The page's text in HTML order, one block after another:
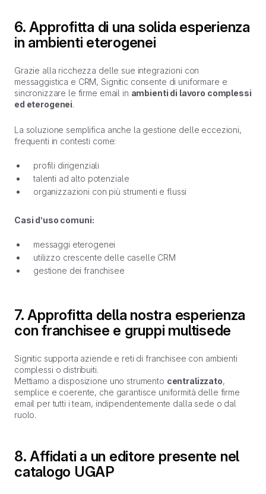
6. Approfitta di una solida esperienza
in ambienti eterogenei
Grazie alla ricchezza delle sue integrazioni con
messaggistica e CRM, Signitic consente di uniformare e
sincronizzare le firme email in ambienti di lavoro complessi
ed eterogenei.
La soluzione semplifica anche la gestione delle eccezioni,
frequenti in contesti come:
profili dirigenziali
talenti ad alto potenziale
organizzazioni con più strumenti e flussi
Casi d’uso comuni:
messaggi eterogenei
utilizzo crescente delle caselle CRM
gestione dei franchisee
7. Approfitta della nostra esperienza
con franchisee e gruppi multisede
Signitic supporta aziende e reti di franchisee con ambienti
complessi o distribuiti.
Mettiamo a disposizione uno strumento centralizzato,
semplice e coerente, che garantisce uniformità delle firme
email per tutti i team, indipendentemente dalla sede o dal
ruolo.
8. Affidati a un editore presente nel
catalogo UGAP